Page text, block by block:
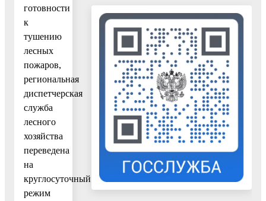
готовности
к
тушению
лесных
пожаров,
региональная
диспетчерская
служба
лесного
хозяйства
переведена
на
круглосуточный
режим